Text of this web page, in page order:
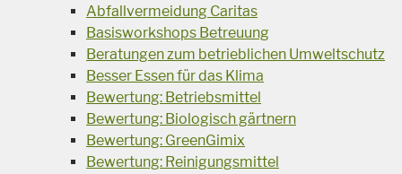
Abfallvermeidung Caritas
Basisworkshops Betreuung
Beratungen zum betrieblichen Umweltschutz
Besser Essen für das Klima
Bewertung: Betriebsmittel
Bewertung: Biologisch gärtnern
Bewertung: GreenGimix
Bewertung: Reinigungsmittel